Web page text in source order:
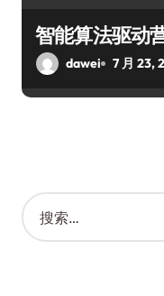
智能算法驱动
dawei 7 月 23,
搜
索
：